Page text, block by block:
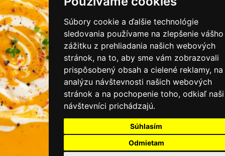
Súbory cookie a ďalšie technológie
sledovania používame na zlepšenie vášho
zážitku z prehliadania našich webových
stránok, na to, aby sme vám zobrazovali
prispôsobený obsah a cielené reklamy, na
analýzu návštevnosti našich webových
stránok a na pochopenie toho, odkiaľ naši
návštevníci prichádzajú.
Súhlasím
Odmietam
KONTAKTUJTE NÁS
PRIHLÁSIŤ SA DO ZÁKAZNÍCKEJ ZÓNY
Všeobecné obchodné podmienky
Ochrana osobných údajov
Moje KamNaMenu